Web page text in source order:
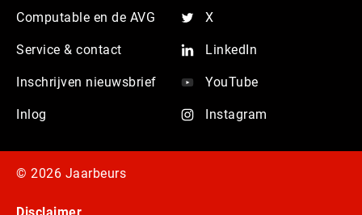
Computable en de AVG
Service & contact
Inschrijven nieuwsbrief
Inlog
X
LinkedIn
YouTube
Instagram
© 2026 Jaarbeurs